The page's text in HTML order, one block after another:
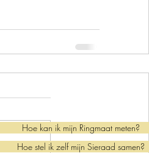
Hoe kan ik mijn Ringmaat meten?
Hoe stel ik zelf mijn Sieraad samen?